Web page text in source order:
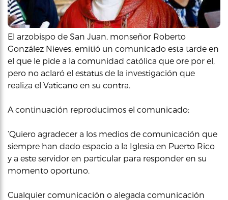
El arzobispo de San Juan, monseñor Roberto
González Nieves, emitió un comunicado esta tarde en
el que le pide a la comunidad católica que ore por el,
pero no aclaró el estatus de la investigación que
realiza el Vaticano en su contra.
A continuación reproducimos el comunicado:
‘Quiero agradecer a los medios de comunicación que
siempre han dado espacio a la Iglesia en Puerto Rico
y a este servidor en particular para responder en su
momento oportuno.
Cualquier comunicación o alegada comunicación